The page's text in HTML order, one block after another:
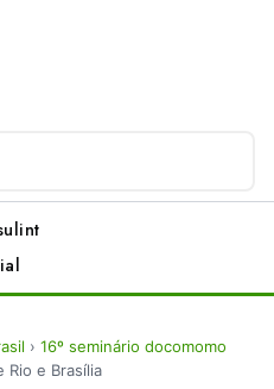
int
› 16º seminário docomomo
Rio e Brasília